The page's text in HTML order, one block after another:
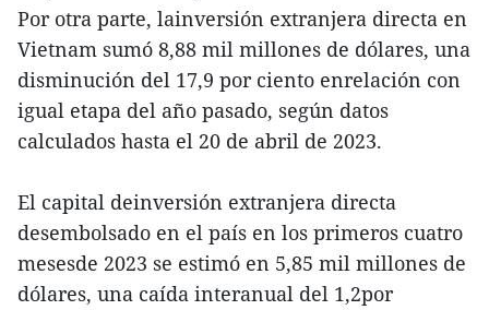
Por otra parte, lainversión extranjera directa en
Vietnam sumó 8,88 mil millones de dólares, una
disminución del 17,9 por ciento enrelación con
igual etapa del año pasado, según datos
calculados hasta el 20 de abril de 2023.
El capital deinversión extranjera directa
desembolsado en el país en los primeros cuatro
mesesde 2023 se estimó en 5,85 mil millones de
dólares, una caída interanual del 1,2por